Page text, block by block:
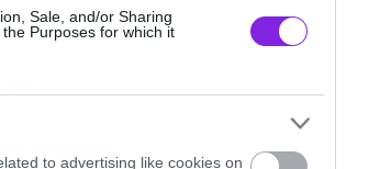
Sale, and/or Sharing
Purposes for which it
to advertising like cookies on
καριέρα